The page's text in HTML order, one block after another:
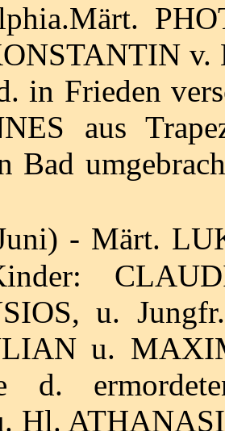
v.
in Frieden
aus
Bad
- Märt.
u.
u.
d.
Hl.